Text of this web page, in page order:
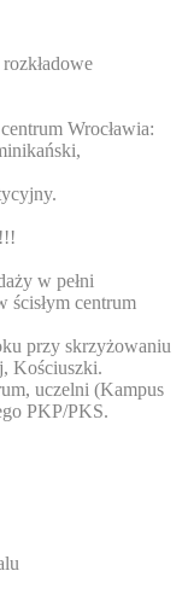
Wrocławia:
w pełni
ścisłym centrum
przy skrzyżowaniu
Kościuszki.
uczelni (Kampus
PKP/PKS.